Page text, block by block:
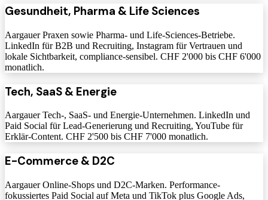
Gesundheit, Pharma & Life Sciences
Aargauer Praxen sowie Pharma- und Life-Sciences-Betriebe.
LinkedIn für B2B und Recruiting, Instagram für Vertrauen und
lokale Sichtbarkeit, compliance-sensibel. CHF 2'000 bis CHF 6'000
monatlich.
Tech, SaaS & Energie
Aargauer Tech-, SaaS- und Energie-Unternehmen. LinkedIn und
Paid Social für Lead-Generierung und Recruiting, YouTube für
Erklär-Content. CHF 2'500 bis CHF 7'000 monatlich.
E-Commerce & D2C
Aargauer Online-Shops und D2C-Marken. Performance-
fokussiertes Paid Social auf Meta und TikTok plus Google Ads,